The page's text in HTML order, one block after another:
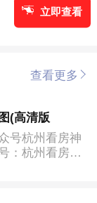
立即查看
查看更多
(高清版
号杭州看房神
：杭州看房神